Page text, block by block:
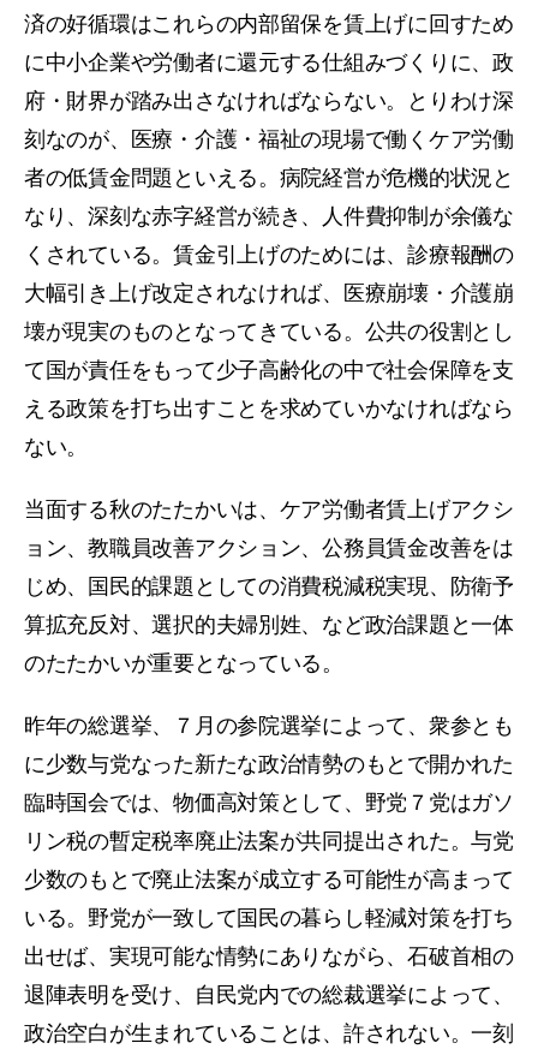
済の好循環はこれらの内部留保を賃上げに回すため
に中小企業や労働者に還元する仕組みづくりに、政
府・財界が踏み出さなければならない。とりわけ深
刻なのが、医療・介護・福祉の現場で働くケア労働
者の低賃金問題といえる。病院経営が危機的状況と
なり、深刻な赤字経営が続き、人件費抑制が余儀な
くされている。賃金引上げのためには、診療報酬の
大幅引き上げ改定されなければ、医療崩壊・介護崩
壊が現実のものとなってきている。公共の役割とし
て国が責任をもって少子高齢化の中で社会保障を支
える政策を打ち出すことを求めていかなければなら
ない。
当面する秋のたたかいは、ケア労働者賃上げアクシ
ョン、教職員改善アクション、公務員賃金改善をは
じめ、国民的課題としての消費税減税実現、防衛予
算拡充反対、選択的夫婦別姓、など政治課題と一体
のたたかいが重要となっている。
昨年の総選挙、７月の参院選挙によって、衆参とも
に少数与党なった新たな政治情勢のもとで開かれた
臨時国会では、物価高対策として、野党７党はガソ
リン税の暫定税率廃止法案が共同提出された。与党
少数のもとで廃止法案が成立する可能性が高まって
いる。野党が一致して国民の暮らし軽減対策を打ち
出せば、実現可能な情勢にありながら、石破首相の
退陣表明を受け、自民党内での総裁選挙によって、
政治空白が生まれていることは、許されない。一刻